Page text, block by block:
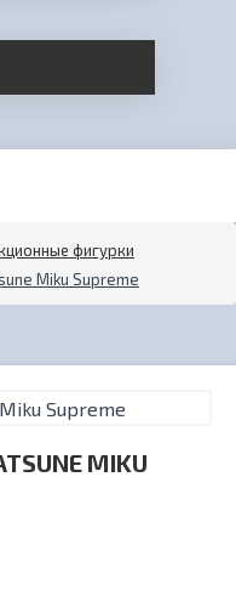
фигурки
Miku Supreme
MIKU